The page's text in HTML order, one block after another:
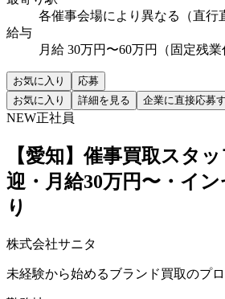
各催事会場により異なる（直行
給与
月給 30万円〜60万円（固定残業
お気に入り
応募
お気に入り
詳細を見る 企業に直接応募
NEW正社員
【愛知】催事買取スタ
迎・月給30万円〜・イ
り
株式会社サニタ
未経験から始めるブランド買取のプロ